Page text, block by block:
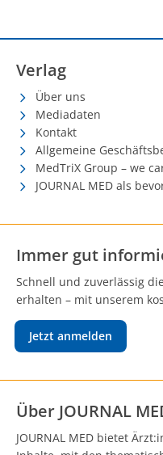
Verlag
Über uns
Mediadaten
Kontakt
Allgemeine
MedTriX Group – we
JOURNAL MED als
Immer gut
Schnell und zuverlässig
erhalten – mit unserem
Jetzt anmelden
Über JOURNAL
JOURNAL MED bietet